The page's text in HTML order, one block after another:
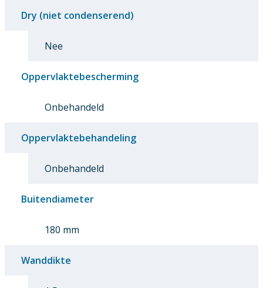
Dry (niet condenserend)
Nee
Oppervlaktebescherming
Onbehandeld
Oppervlaktebehandeling
Onbehandeld
Buitendiameter
180 mm
Wanddikte